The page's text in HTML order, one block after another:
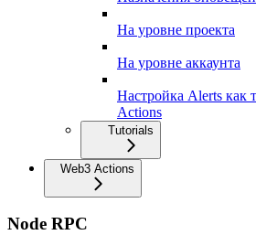
На уровне проекта
На уровне аккаунта
Настройка Alerts как
Actions
Tutorials
Web3 Actions
Node RPC